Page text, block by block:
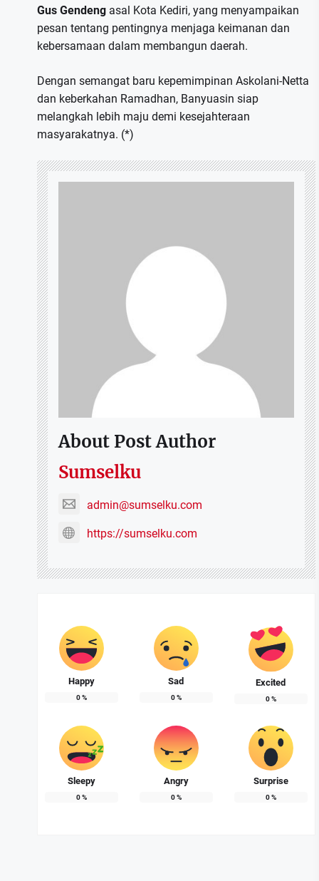
Gus Gendengasal Kota Kediri, yang menyampaikan
pesan tentang pentingnya menjaga keimanan dan
kebersamaan dalam membangun daerah.
Dengan semangat baru kepemimpinan Askolani-Netta
dan keberkahan Ramadhan, Banyuasin siap
melangkah lebih maju demi kesejahteraan
masyarakatnya. (*)
About Post Author
Sumselku
admin@sumselku.com
https://sumselku.com
Happy
0%
Sad
0%
Excited
0%
Sleepy
0%
Angry
0%
Surprise
0%